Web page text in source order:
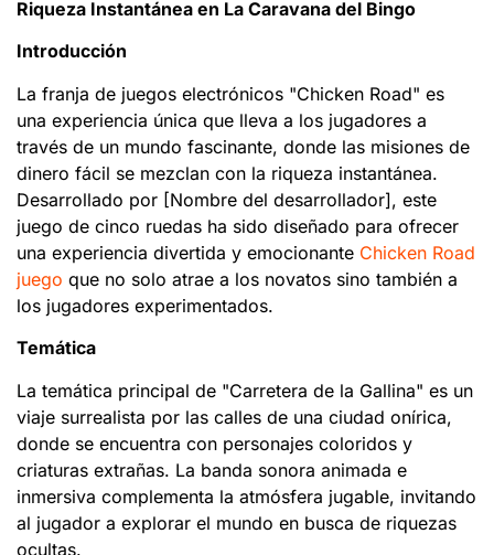
Riqueza Instantánea en La Caravana del Bingo
Introducción
La franja de juegos electrónicos "Chicken Road" es
una experiencia única que lleva a los jugadores a
través de un mundo fascinante, donde las misiones de
dinero fácil se mezclan con la riqueza instantánea.
Desarrollado por [Nombre del desarrollador], este
juego de cinco ruedas ha sido diseñado para ofrecer
una experiencia divertida y emocionante Chicken Road
juego que no solo atrae a los novatos sino también a
los jugadores experimentados.
Temática
La temática principal de "Carretera de la Gallina" es un
viaje surrealista por las calles de una ciudad onírica,
donde se encuentra con personajes coloridos y
criaturas extrañas. La banda sonora animada e
inmersiva complementa la atmósfera jugable, invitando
al jugador a explorar el mundo en busca de riquezas
ocultas.